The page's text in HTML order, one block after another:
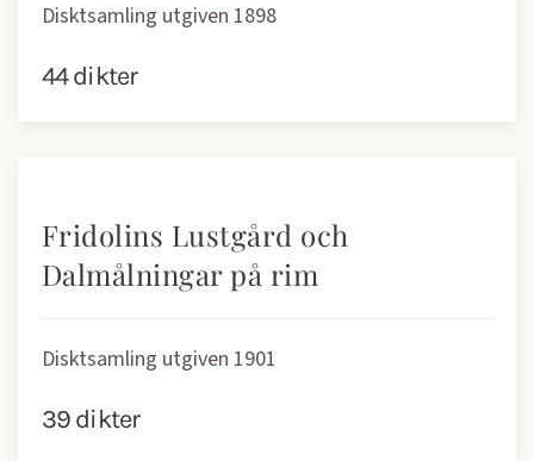
Disktsamling utgiven 1898
44 dikter
Fridolins Lustgård och
Dalmålningar på rim
Disktsamling utgiven 1901
39 dikter